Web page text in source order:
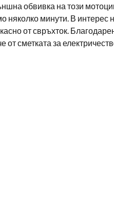
обвивка на този
няколко минути. В интерес
от свръхток.
от сметката за